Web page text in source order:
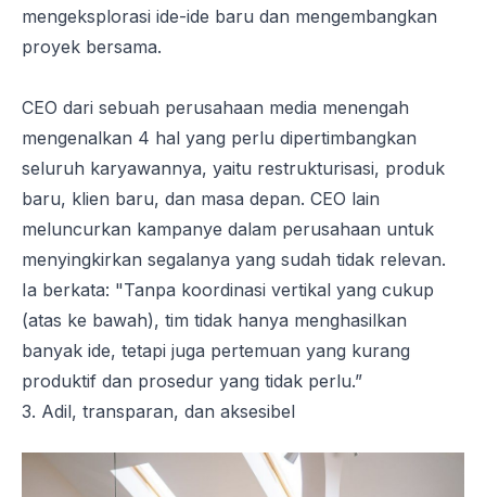
mengeksplorasi ide-ide baru dan mengembangkan
proyek bersama.
CEO dari sebuah perusahaan media menengah
mengenalkan 4 hal yang perlu dipertimbangkan
seluruh karyawannya, yaitu restrukturisasi, produk
baru, klien baru, dan masa depan. CEO lain
meluncurkan kampanye dalam perusahaan untuk
menyingkirkan segalanya yang sudah tidak relevan.
Ia berkata: "Tanpa koordinasi vertikal yang cukup
(atas ke bawah), tim tidak hanya menghasilkan
banyak ide, tetapi juga pertemuan yang kurang
produktif dan prosedur yang tidak perlu.”
3. Adil, transparan, dan aksesibel